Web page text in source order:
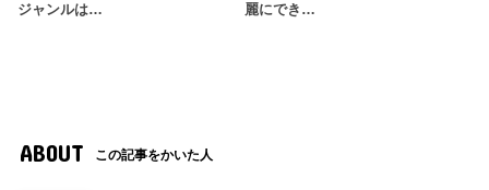
ジャンルは…
麗にでき…
ABOUT この記事をかいた人